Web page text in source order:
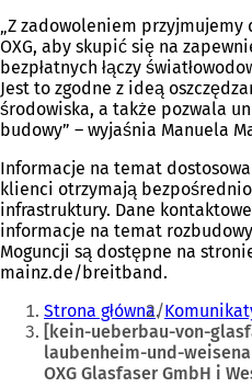
„Z zadowoleniem
OXG, aby skupić się na
bezpłatnych łączy
Jest to zgodne z ideą
środowiska, a także pozwala
budowy” – wyjaśnia Manuela
Informacje na temat
klienci otrzymają
infrastruktury. Dane
informacje na temat
Moguncji są dostępne na
mainz.de/breitband.
Jesteś
tutaj:
Strona główna
[kein-ueberbau-von-
laubenheim-und-
OXG Glasfaser GmbH i